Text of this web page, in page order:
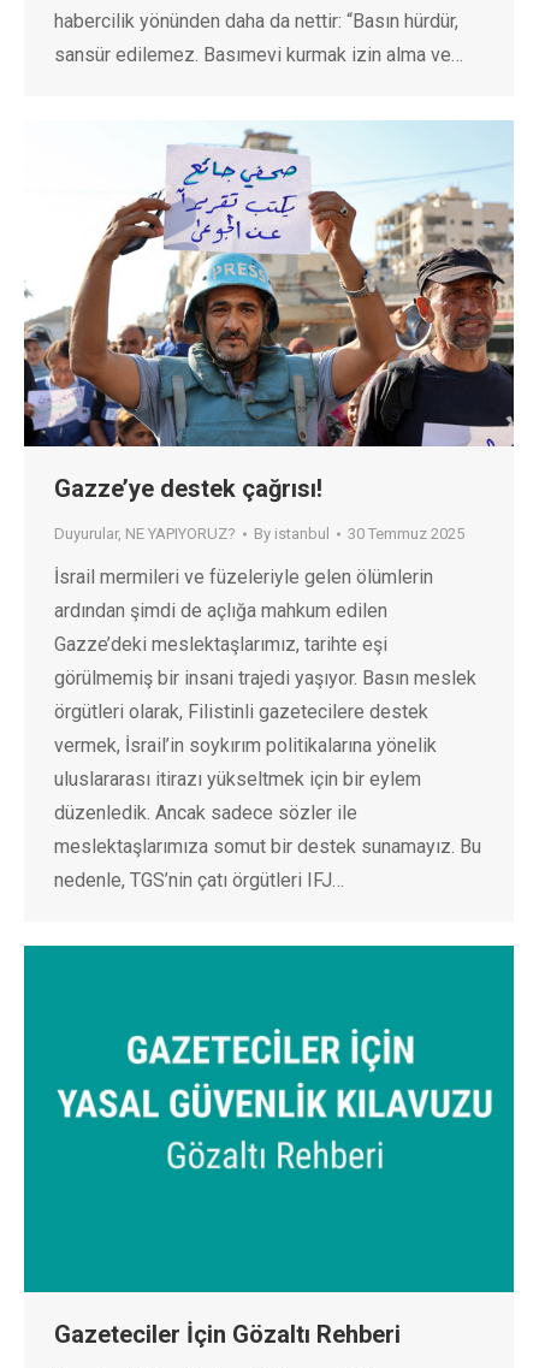
habercilik yönünden daha da nettir: “Basın hürdür,
sansür edilemez. Basımevi kurmak izin alma ve…
Gazze’ye destek çağrısı!
Duyurular, NE YAPIYORUZ? By istanbul 30 Temmuz 2025
İsrail mermileri ve füzeleriyle gelen ölümlerin
ardından şimdi de açlığa mahkum edilen
Gazze’deki meslektaşlarımız, tarihte eşi
görülmemiş bir insani trajedi yaşıyor. Basın meslek
örgütleri olarak, Filistinli gazetecilere destek
vermek, İsrail’in soykırım politikalarına yönelik
uluslararası itirazı yükseltmek için bir eylem
düzenledik. Ancak sadece sözler ile
meslektaşlarımıza somut bir destek sunamayız. Bu
nedenle, TGS’nin çatı örgütleri IFJ…
Gazeteciler İçin Gözaltı Rehberi